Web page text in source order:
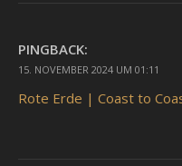
PINGBACK:
15. NOVEMBER 2024 UM 01:11
Rote Erde | Coast to